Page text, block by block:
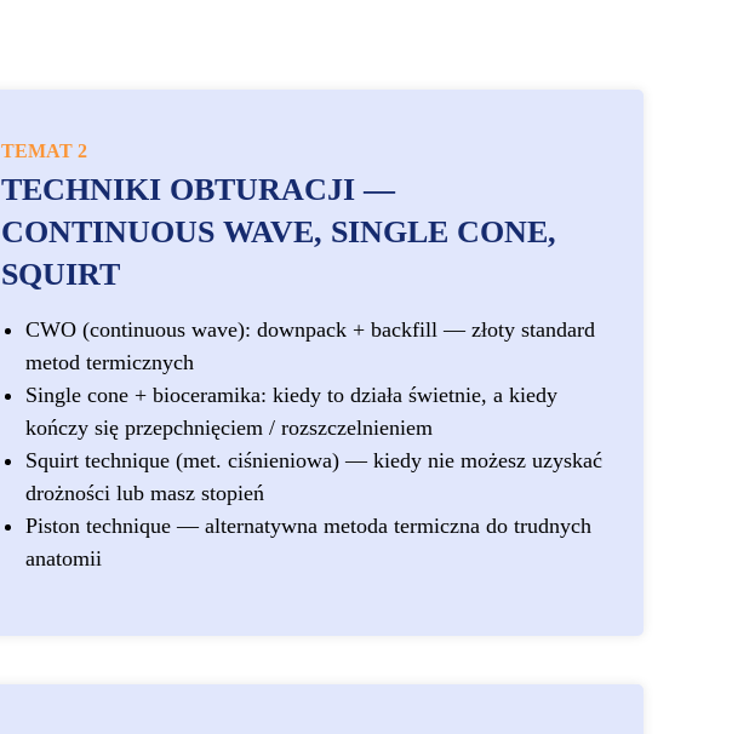
TEMAT 2
TECHNIKI OBTURACJI —
CONTINUOUS WAVE, SINGLE CONE,
SQUIRT
CWO (continuous wave): downpack + backfill — złoty standard
metod termicznych
Single cone + bioceramika: kiedy to działa świetnie, a kiedy
kończy się przepchnięciem / rozszczelnieniem
Squirt technique (met. ciśnieniowa) — kiedy nie możesz uzyskać
drożności lub masz stopień
Piston technique — alternatywna metoda termiczna do trudnych
anatomii